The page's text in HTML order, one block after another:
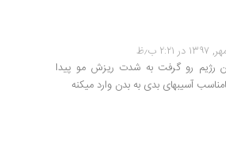
رژیم رو گرفت به شدت ریزش مو پیدا
آسیبهای بدی به بدن وارد میکنه